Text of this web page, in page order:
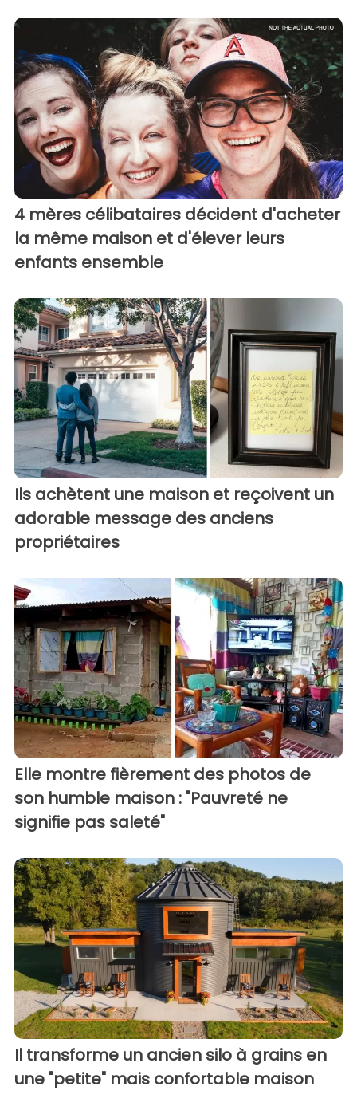
4 mères célibataires décident d'acheter
la même maison et d'élever leurs
enfants ensemble
Ils achètent une maison et reçoivent un
adorable message des anciens
propriétaires
Elle montre fièrement des photos de
son humble maison : "Pauvreté ne
signifie pas saleté"
Il transforme un ancien silo à grains en
une "petite" mais confortable maison